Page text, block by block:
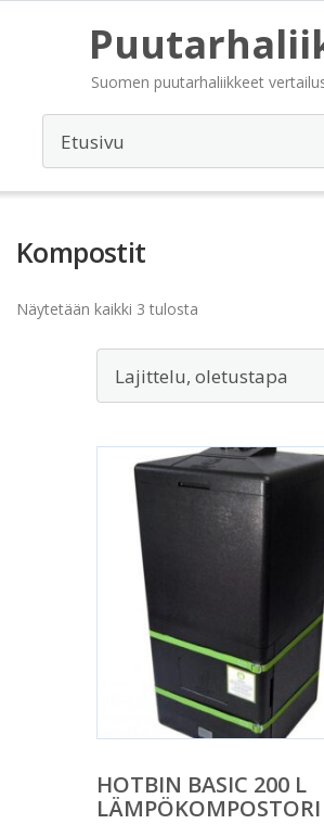
Suomen puutarhaliikkeet
Kompostit
Näytetään kaikki 3 tulosta
HOTBIN BASIC 200 L
LÄMPÖKOMPOSTORI